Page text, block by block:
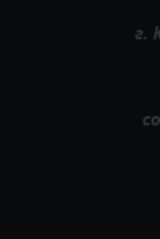
г.